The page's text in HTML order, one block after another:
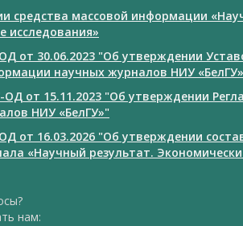
средства массовой информации
исследования»
от 30.06.2023 "Об утверждении
научных журналов НИУ «БелГУ»
ОД от 15.11.2023 "Об утверждении
НИУ «БелГУ»"
от 16.03.2026 "Об утверждении
«Научный результат.
нам: